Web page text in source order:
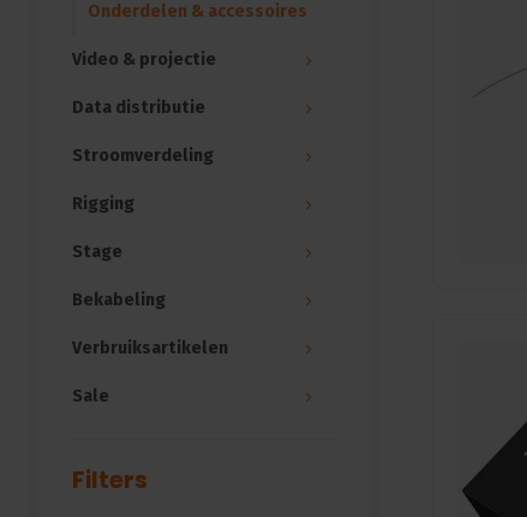
Onderdelen & accessoires
Video & projectie
Data distributie
Stroomverdeling
Rigging
Stage
Bekabeling
Verbruiksartikelen
Sale
Filters